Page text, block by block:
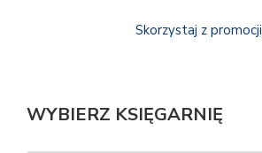
Skorzystaj z promocji
WYBIERZ KSIĘGARNIĘ